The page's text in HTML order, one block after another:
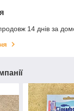
14 днів за